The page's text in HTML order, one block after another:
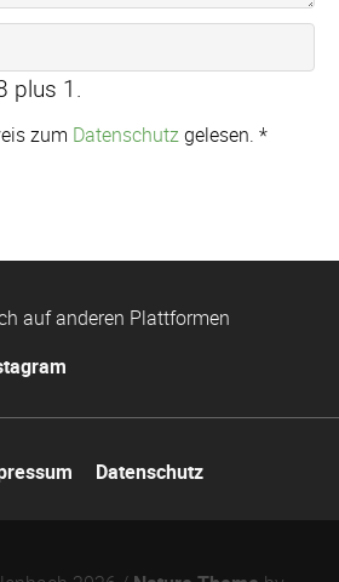
plus 1.
zum Datenschutzgelesen. *
auf anderen Plattformen
Datenschutz